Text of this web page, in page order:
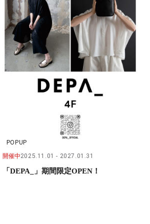
POPUP
開催中2025.11.01 2027.01.31
「DEPA_」期間限定OPEN！